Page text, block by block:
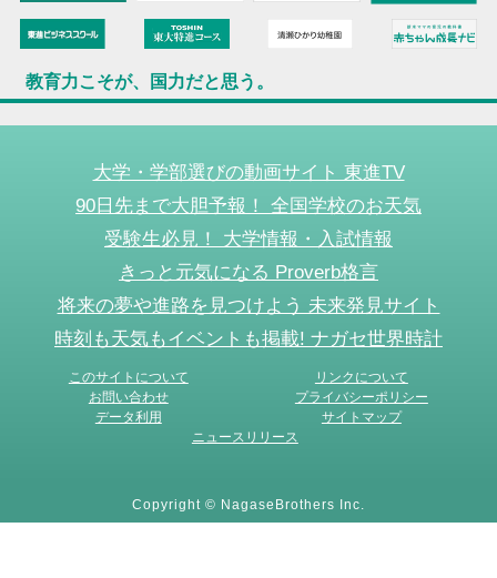
教育力こそが、国力だと思う。
大学・学部選びの動画サイト 東進TV
90日先まで大胆予報！ 全国学校のお天気
受験生必見！ 大学情報・入試情報
きっと元気になる Proverb格言
将来の夢や進路を見つけよう 未来発見サイト
時刻も天気もイベントも掲載! ナガセ世界時計
このサイトについて
リンクについて
お問い合わせ
プライバシーポリシー
データ利用
サイトマップ
ニュースリリース
Copyright © NagaseBrothers Inc.